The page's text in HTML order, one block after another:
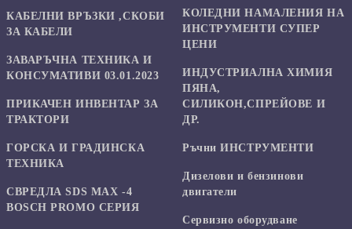
КАБЕЛНИ ВРЪЗКИ ,СКОБИ
ЗА КАБЕЛИ
ЗАВАРЪЧНА ТЕХНИКА И
КОНСУМАТИВИ 03.01.2023
ПРИКАЧЕН ИНВЕНТАР ЗА
ТРАКТОРИ
ГОРСКА И ГРАДИНСКА
ТЕХНИКА
СВРЕДЛА SDS MAX -4
BOSCH PROMO СЕРИЯ
КОЛЕДНИ НАМАЛЕНИЯ НА
ИНСТРУМЕНТИ СУПЕР
ЦЕНИ
ИНДУСТРИАЛНА ХИМИЯ
ПЯНА,
СИЛИКОН,СПРЕЙОВЕ И
ДР.
Ръчни ИНСТРУМЕНТИ
Дизелови и бензинови
двигатели
Сервизно оборудване